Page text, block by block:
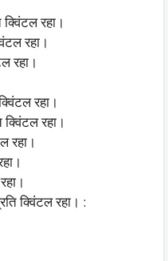
रहा।
रहा।
रहा।
रहा।
रहा।
रहा।
क्विंटल रहा। :